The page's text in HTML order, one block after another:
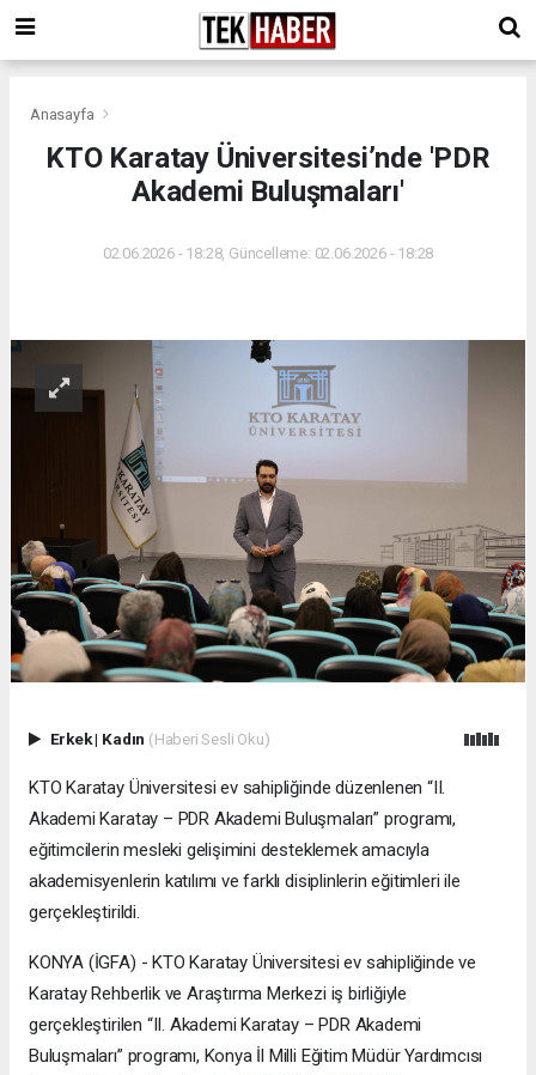
Anasayfa
KTO Karatay Üniversitesi’nde 'PDR
Akademi Buluşmaları'
02.06.2026 - 18:28, Güncelleme: 02.06.2026 - 18:28
Erkek| Kadın (Haberi Sesli Oku)
KTO Karatay Üniversitesi ev sahipliğinde düzenlenen “II.
Akademi Karatay – PDR Akademi Buluşmaları” programı,
eğitimcilerin mesleki gelişimini desteklemek amacıyla
akademisyenlerin katılımı ve farklı disiplinlerin eğitimleri ile
gerçekleştirildi.
KONYA (İGFA) - KTO Karatay Üniversitesi ev sahipliğinde ve
Karatay Rehberlik ve Araştırma Merkezi iş birliğiyle
gerçekleştirilen “II. Akademi Karatay – PDR Akademi
Buluşmaları” programı, Konya İl Milli Eğitim Müdür Yardımcısı